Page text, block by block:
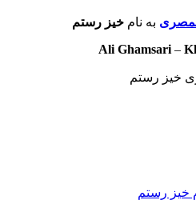
به نام خیز رستم
Ali Ghamsari –
خیز رستم